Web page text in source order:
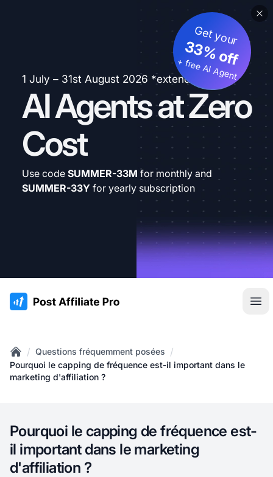
1 July – 31st August 2026 *extended
AI Agents at Zero
Cost
Get your
33% off
+ free AI Agent
Use code SUMMER-33M for monthly and
SUMMER-33Y for yearly subscription
:site.title
Home
/ Questions fréquemment posées /
Pourquoi le capping de fréquence est-il important dans le
marketing d'affiliation ?
Pourquoi le capping de fréquence est-
il important dans le marketing
d'affiliation ?